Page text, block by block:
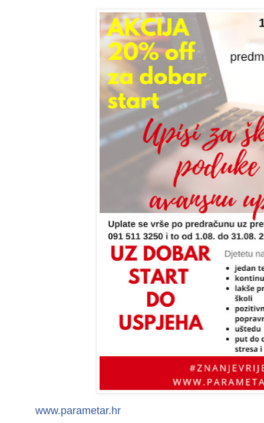
www.parametar.hr